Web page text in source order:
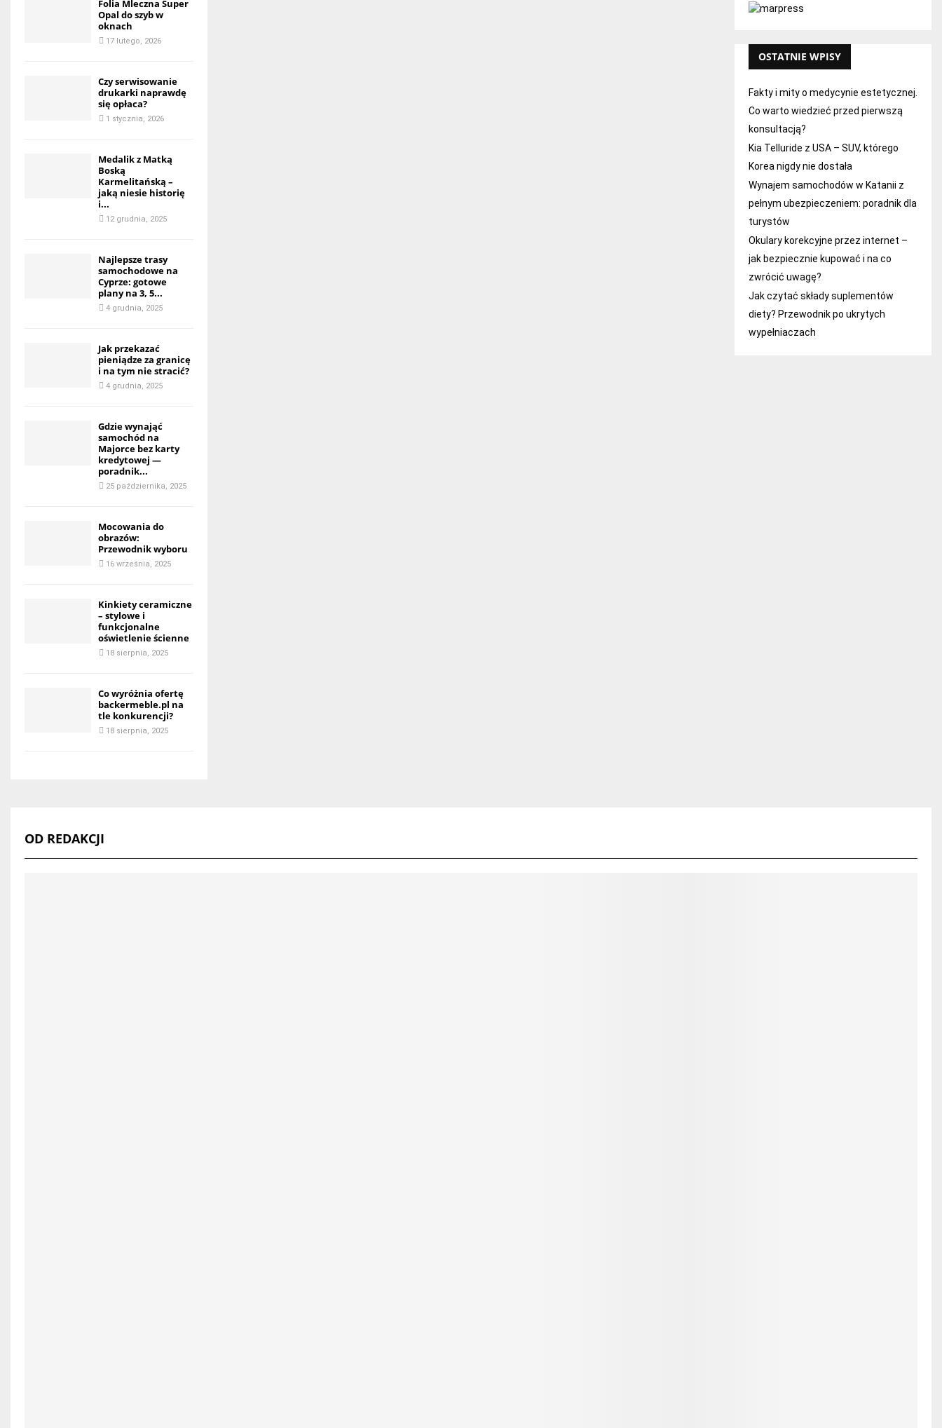
Folia Mleczna Super
Opal do szyb w
oknach
17 lutego, 2026
Czy serwisowanie
drukarki naprawdę
się opłaca?
1 stycznia, 2026
Medalik z Matką
Boską
Karmelitańską –
jaką niesie historię
i...
12 grudnia, 2025
Najlepsze trasy
samochodowe na
Cyprze: gotowe
plany na 3, 5...
4 grudnia, 2025
Jak przekazać
pieniądze za granicę
i na tym nie stracić?
4 grudnia, 2025
Gdzie wynająć
samochód na
Majorce bez karty
kredytowej —
poradnik...
25 października, 2025
Mocowania do
obrazów:
Przewodnik wyboru
16 września, 2025
Kinkiety ceramiczne
– stylowe i
funkcjonalne
oświetlenie ścienne
18 sierpnia, 2025
Co wyróżnia ofertę
backermeble.pl na
tle konkurencji?
18 sierpnia, 2025
OSTATNIE WPISY
Fakty i mity o medycynie estetycznej.
Co warto wiedzieć przed pierwszą
konsultacją?
Kia Telluride z USA – SUV, którego
Korea nigdy nie dostała
Wynajem samochodów w Katanii z
pełnym ubezpieczeniem: poradnik dla
turystów
Okulary korekcyjne przez internet –
jak bezpiecznie kupować i na co
zwrócić uwagę?
Jak czytać składy suplementów
diety? Przewodnik po ukrytych
wypełniaczach
OD REDAKCJI